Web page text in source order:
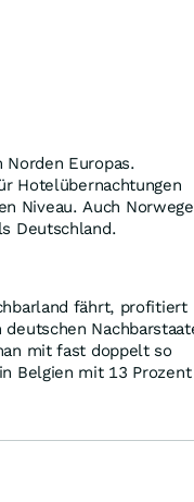
Europas.
Hotelübernachtungen
Niveau. Auch
Deutschland.
fährt, profitiert
mit fast doppelt so
Belgien mit 13 Prozent